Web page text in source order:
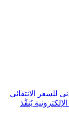
للسعر الانتقائي
يُنفَّذ